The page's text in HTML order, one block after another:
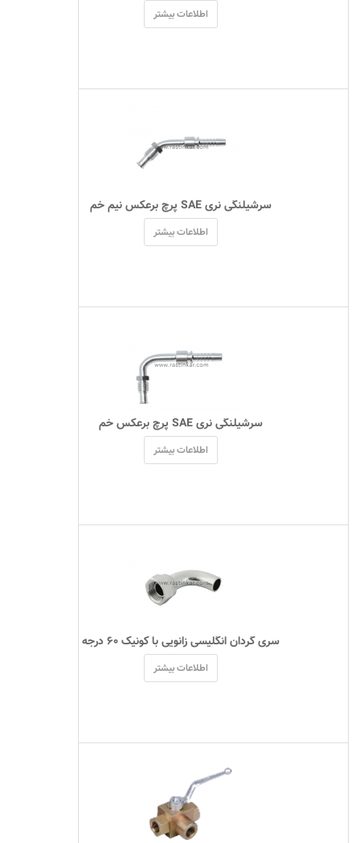
اطلاعات بیشتر
سرشیلنگی نری SAE پرچ برعکس نیم خم
اطلاعات بیشتر
سرشیلنگی نری SAE پرچ برعکس خم
اطلاعات بیشتر
سری گردان انگلیسی زانویی با کونیک ۶۰ درجه
اطلاعات بیشتر